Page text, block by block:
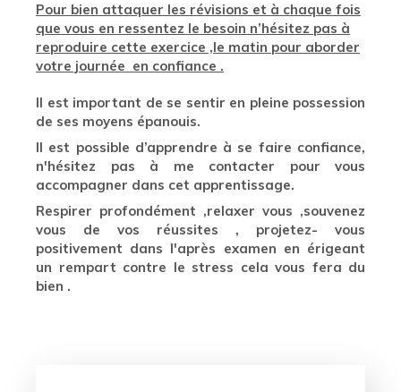
Pour bien attaquer les révisions et à chaque fois
que vous en ressentez le besoin n’hésitez pas à
reproduire cette exercice ,le matin pour aborder
votre journée en confiance .
Il est important de se sentir en pleine possession
de ses moyens épanouis.
Il est possible d’apprendre à se faire confiance,
n'hésitez pas à me contacter pour vous
accompagner dans cet apprentissage.
Respirer profondément ,relaxer vous ,souvenez
vous de vos réussites , projetez- vous
positivement dans l'après examen en érigeant
un rempart contre le stress cela vous fera du
bien .